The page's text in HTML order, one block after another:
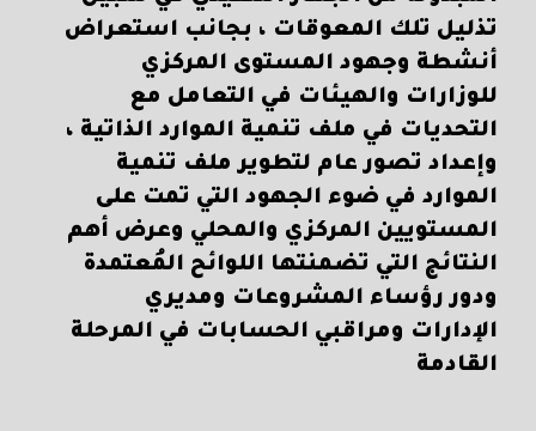
تذليل تلك المعوقات ، بجانب استعراض
أنشطة وجهود المستوى المركزي
للوزارات والهيئات في التعامل مع
التحديات في ملف تنمية الموارد الذاتية ،
وإعداد تصور عام لتطوير ملف تنمية
الموارد في ضوء الجهود التي تمت على
المستويين المركزي والمحلي وعرض أهم
النتائج التي تضمنتها اللوائح المُعتمدة
ودور رؤساء المشروعات ومديري
الإدارات ومراقبي الحسابات في المرحلة
القادمة